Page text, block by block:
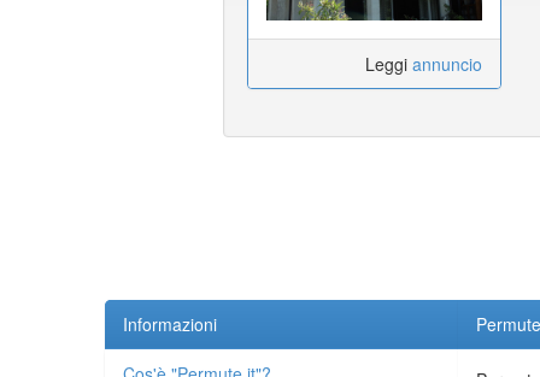
Leggi annuncio
Informazioni